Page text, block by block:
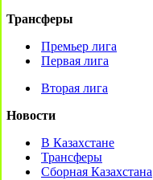
Трансферы
Премьер лига
Первая лига
Вторая лига
Новости
В Казахстане
Трансферы
Сборная Казахстана